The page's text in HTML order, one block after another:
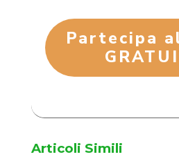
Partecipa
Articoli Simili